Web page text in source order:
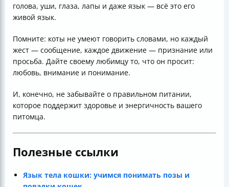
голова, уши, глаза, лапы и даже язык — всё это его
живой язык.
Помните: коты не умеют говорить словами, но каждый
жест — сообщение, каждое движение — признание или
просьба. Дайте своему любимцу то, что он просит:
любовь, внимание и понимание.
И, конечно, не забывайте о правильном питании,
которое поддержит здоровье и энергичность вашего
питомца.
Полезные ссылки
Язык тела кошки: учимся понимать позы и